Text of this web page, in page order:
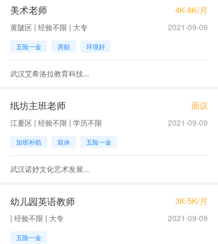
美术老师 4K-8K/月
黄陂区 | 经验不限 | 大专 2021-09-09
五险一金 房贴 环境好
武汉艾希洛拉教育科技...
纸坊主班老师 面议
江夏区 | 经验不限 | 学历不限 2021-09-09
加班补助 双休 五险一金
武汉诺妤文化艺术发展...
幼儿园英语教师 3K-5K/月
| 经验不限 | 大专 2021-09-09
五险一金